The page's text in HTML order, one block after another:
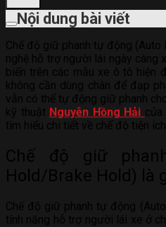
Nội dung bài viết
Nguyễn Hồng Hải